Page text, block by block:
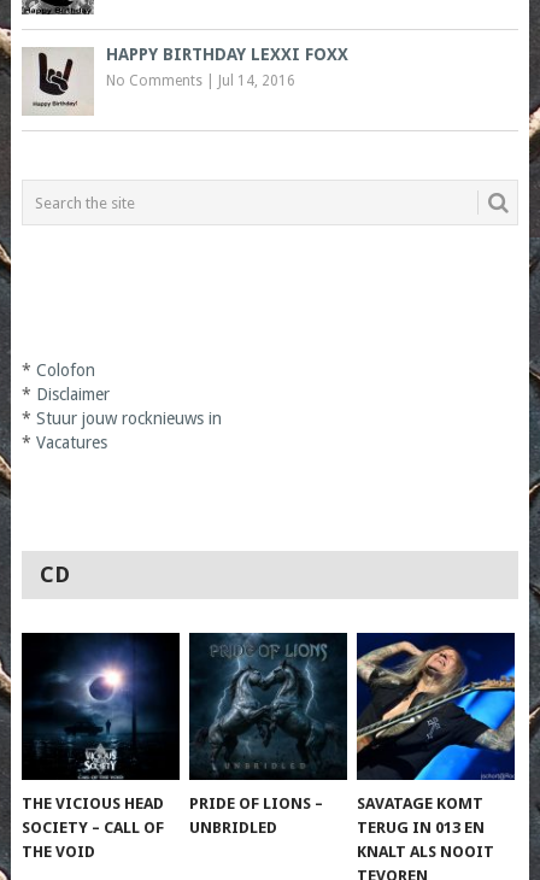
HAPPY BIRTHDAY LEXXI FOXX
No Comments| Jul 14, 2016
* Colofon
* Disclaimer
* Stuur jouw rocknieuws in
* Vacatures
CD
THE VICIOUS HEAD
SOCIETY – CALL OF
THE VOID
PRIDE OF LIONS –
UNBRIDLED
SAVATAGE KOMT
TERUG IN 013 EN
KNALT ALS NOOIT
TEVOREN